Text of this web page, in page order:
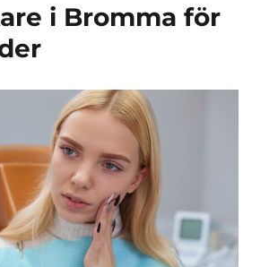
i Bromma för